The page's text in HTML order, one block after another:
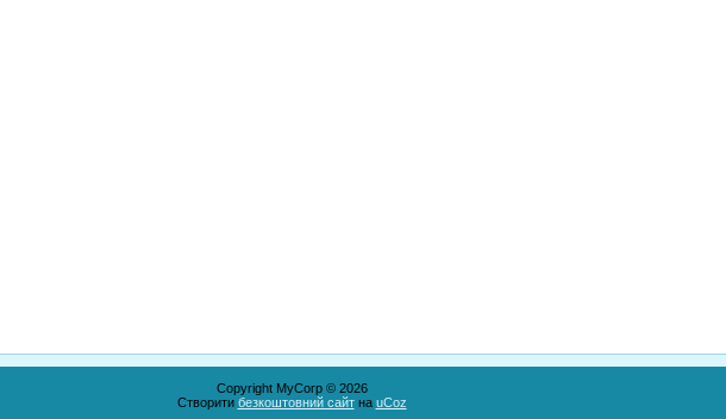
Copyright MyCorp © 2026
Створити безкоштовний сайтна uCoz